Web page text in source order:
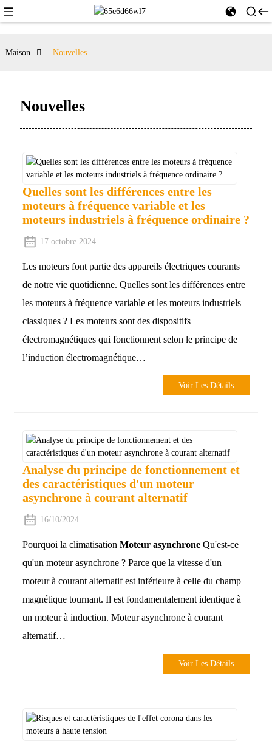
Maison Nouvelles
Nouvelles
Quelles sont les différences entre les
moteurs à fréquence variable et les
moteurs industriels à fréquence ordinaire ?
17 octobre 2024
Les moteurs font partie des appareils électriques courants
de notre vie quotidienne. Quelles sont les différences entre
les moteurs à fréquence variable et les moteurs industriels
classiques ? Les moteurs sont des dispositifs
électromagnétiques qui fonctionnent selon le principe de
l’induction électromagnétique…
Voir Les Détails
Analyse du principe de fonctionnement et
des caractéristiques d'un moteur
asynchrone à courant alternatif
16/10/2024
Pourquoi la climatisation Moteur asynchroneQu'est-ce
qu'un moteur asynchrone ? Parce que la vitesse d'un
moteur à courant alternatif est inférieure à celle du champ
magnétique tournant. Il est fondamentalement identique à
un moteur à induction. Moteur asynchrone à courant
alternatif…
Voir Les Détails